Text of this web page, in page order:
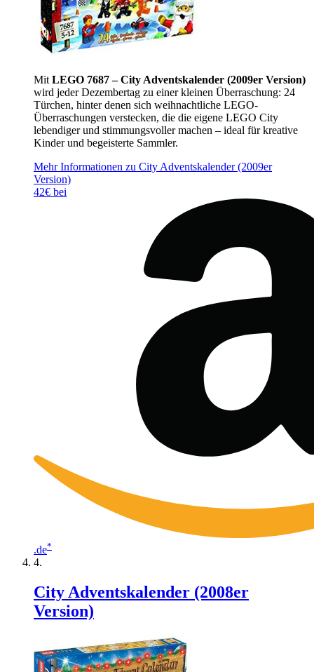
Mit LEGO 7687 – City Adventskalender (2009er Version)
wird jeder Dezembertag zu einer kleinen Überraschung: 24
Türchen, hinter denen sich weihnachtliche LEGO-
Überraschungen verstecken, die die eigene LEGO City
lebendiger und stimmungsvoller machen – ideal für kreative
Kinder und begeisterte Sammler.
Mehr Informationen zu City Adventskalender (2009er
Version)
42€ bei
.de*
City Adventskalender (2008er
Version)